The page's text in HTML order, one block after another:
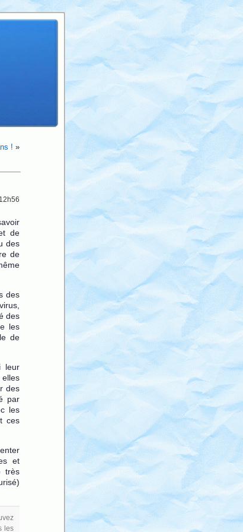
! »
de
des
de
des
des
les
de
leur
des
par
les
ces
et
très
les